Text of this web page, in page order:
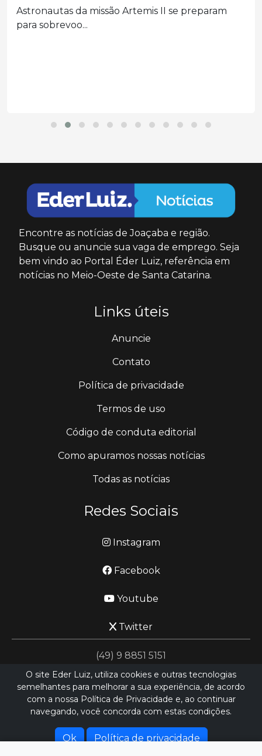
Astronautas da missão Artemis II se preparam
para sobrevoo...
Encontre as notícias de Joaçaba e região.
Busque ou anuncie sua vaga de emprego. Seja
bem vindo ao Portal Éder Luiz, referência em
notícias no Meio-Oeste de Santa Catarina.
Links úteis
Anuncie
Contato
Política de privacidade
Termos de uso
Código de conduta editorial
Como apuramos nossas notícias
Todas as notícias
Redes Sociais
Instagram
Facebook
Youtube
Twitter
(49) 9 8851 5151
jornalismo@ederluiz.com.vc
Hospedado porHEXIO CLOUD
O site Eder Luiz, utiliza cookies e outras tecnologias
semelhantes para melhorar a sua experiência, de acordo
com a nossa Política de Privacidade e, ao continuar
navegando, você concorda com estas condições.
Ok Política de privacidade